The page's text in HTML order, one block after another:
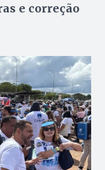
e correção